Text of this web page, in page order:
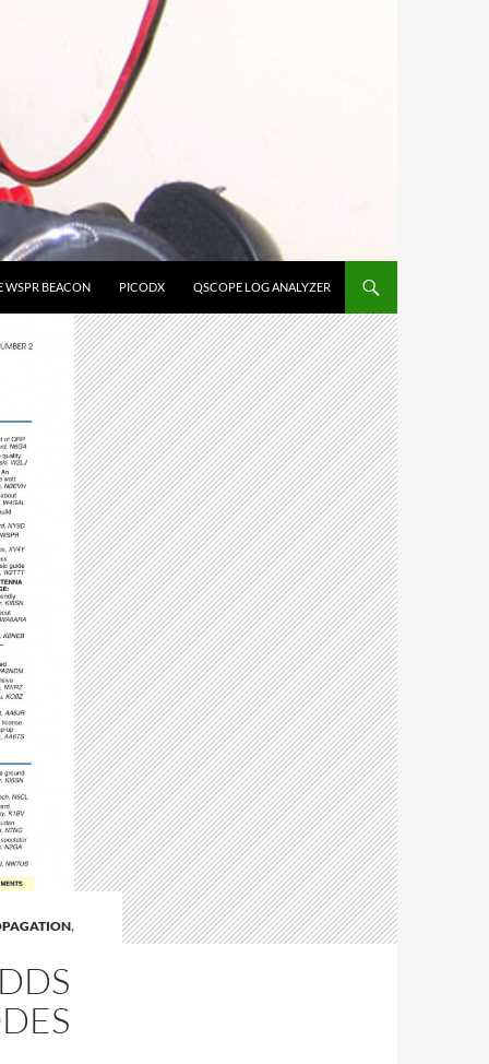
WSPR BEACON PICODX QSCOPE LOG ANALYZER
,